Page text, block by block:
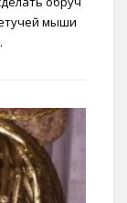
мыши